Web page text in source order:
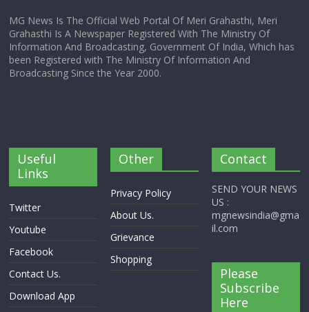
MG News Is The Official Web Portal Of Meri Grahasthi, Meri
Grahasthi Is A Newspaper Registered With The Ministry Of
Information And Broadcasting, Government Of India, Which has
been Registered with The Ministry Of Information And
Broadcasting Since the Year 2000.
Useful
Links
Twitter
Youtube
Facebook
Contact Us.
Download App
Other
Privacy Policy
About Us.
Grievance
Shopping
Contact
SEND YOUR NEWS
US :
mgnewsindia@gma
il.com
Please
Subscribe
Here